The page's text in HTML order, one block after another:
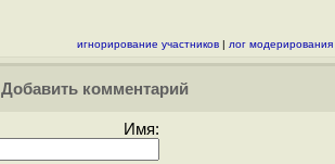
игнорирование участников | лог модерирования
Добавить комментарий
Имя: